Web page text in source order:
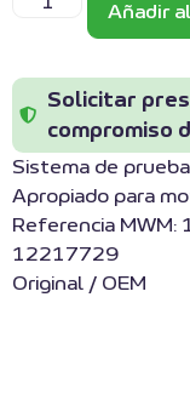
Añadir
Solicitar
compromiso
Sistema de
Apropiado para
Referencia
12217729
Original / OEM